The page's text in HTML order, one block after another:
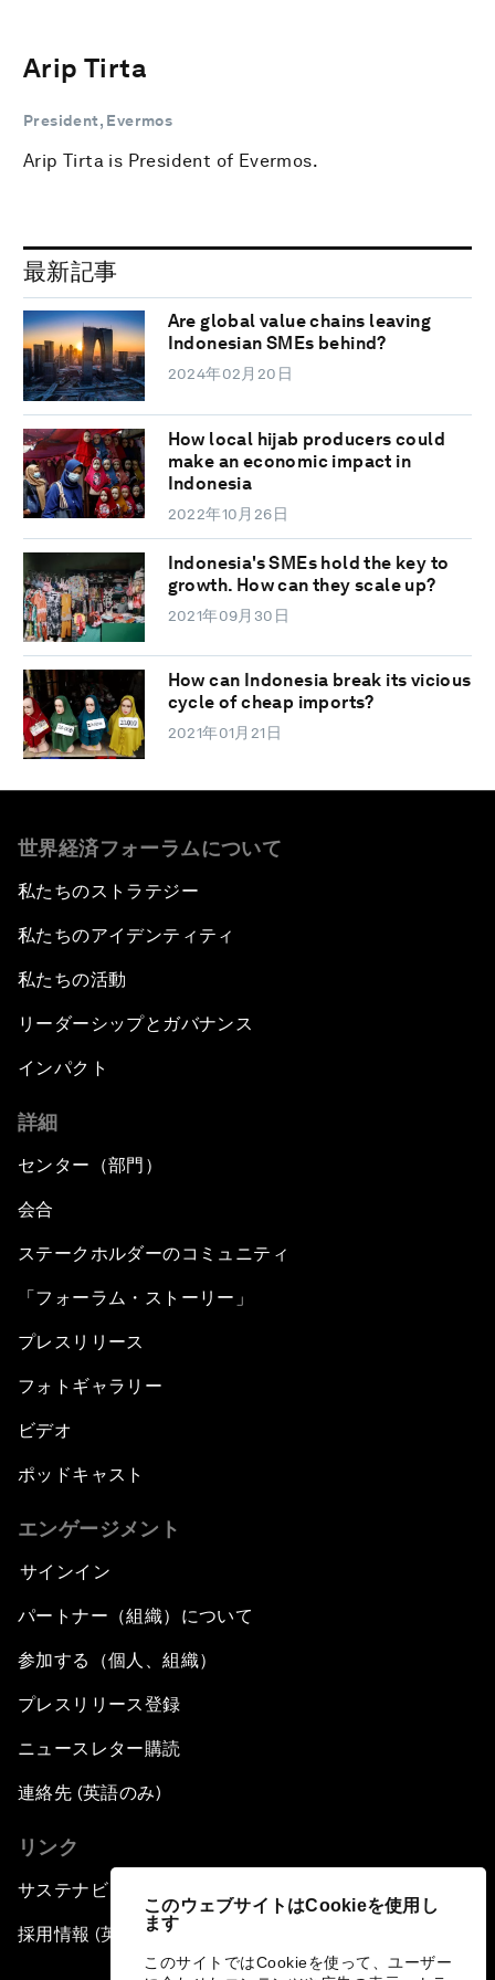
このウェブサイトはCookieを使用し
ます
このサイトではCookieを使って、ユーザー
Arip Tirta
President, Evermos
Arip Tirta is President of Evermos.
最新記事
Are global value chains leaving
Indonesian SMEs behind?
2024年02月20日
How local hijab producers could
make an economic impact in
Indonesia
2022年10月26日
Indonesia's SMEs hold the key to
growth. How can they scale up?
2021年09月30日
How can Indonesia break its vicious
cycle of cheap imports?
2021年01月21日
世界経済フォーラムについて
私たちのストラテジー
私たちのアイデンティティ
私たちの活動
リーダーシップとガバナンス
インパクト
詳細
センター（部門）
会合
ステークホルダーのコミュニティ
「フォーラム・ストーリー」
プレスリリース
フォトギャラリー
ビデオ
ポッドキャスト
エンゲージメント
サインイン
パートナー（組織）について
参加する（個人、組織）
プレスリリース登録
ニュースレター購読
連絡先 (英語のみ)
リンク
サステナビリティへの取り組み
採用情報 (英語のみ)